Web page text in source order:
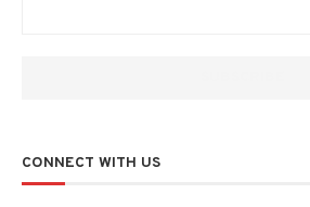
CONNECT WITH US